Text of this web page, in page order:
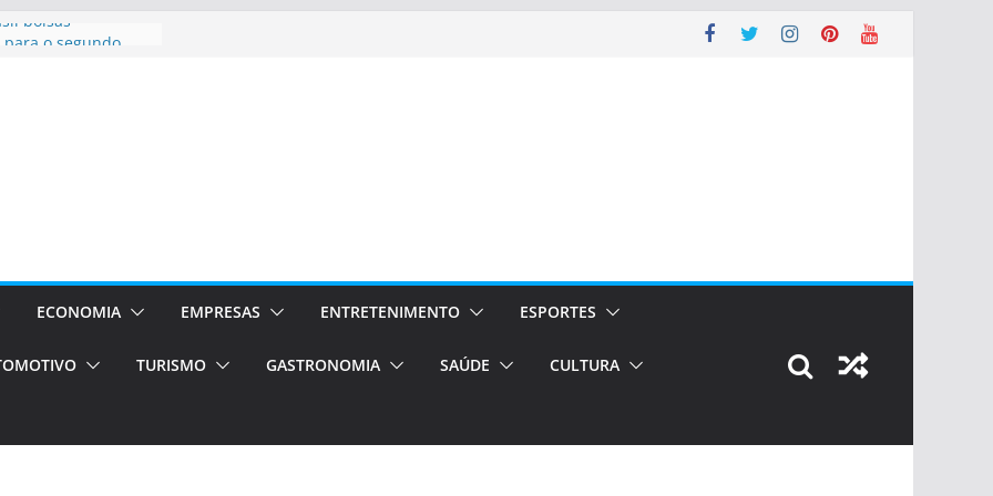
bolsas –
únicas e
de volta!
Orientados
em Porto
de alto padrão
ECONOMIA EMPRESAS ENTRETENIMENTO ESPORTES
TURISMO GASTRONOMIA SAÚDE CULTURA